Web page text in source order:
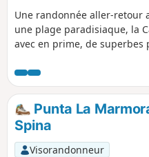
Une randonnée aller-retour
une plage paradisiaque, la
avec en prime, de superbes
Punta La
Spina
Visorandonneur